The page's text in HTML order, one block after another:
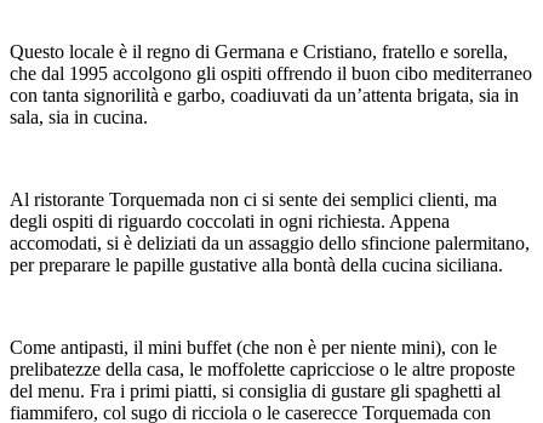
Questo locale è il regno di Germana e Cristiano, fratello e sorella,
che dal 1995 accolgono gli ospiti offrendo il buon cibo mediterraneo
con tanta signorilità e garbo, coadiuvati da un’attenta brigata, sia in
sala, sia in cucina.
Al ristorante Torquemada non ci si sente dei semplici clienti, ma
degli ospiti di riguardo coccolati in ogni richiesta. Appena
accomodati, si è deliziati da un assaggio dello sfincione palermitano,
per preparare le papille gustative alla bontà della cucina siciliana.
Come antipasti, il mini buffet (che non è per niente mini), con le
prelibatezze della casa, le moffolette capricciose o le altre proposte
del menu. Fra i primi piatti, si consiglia di gustare gli spaghetti al
fiammifero, col sugo di ricciola o le caserecce Torquemada con